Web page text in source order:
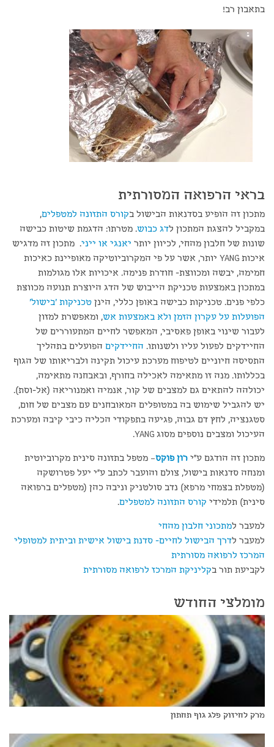
בתאבון רב!
בראי הרפואה המסורתית
מתכון זה הופיע בסדנאות הבישול בקורס התזונה למטפלים,
במקביל להצגת המתכון לדג כבוש. מטרתו: הדגמת שיטות כבישה
שונות של חלבון מהחי, לכיוון יותר יאנגי או ייני. מתכון זה מדגיש
איכות YANG יותר, אשר על פי המקרוביוטיקה מאופיינת כאיכות
חמימה, יבשה ומכווצת- חודרת פנימה. איכויות אלו מגולמות
במתכון באמצעות טכניקת הייבוש של הדג היוצרת תנועה מכווצת
כלפי פנים. טכניקות כבישה באופן כללי, הינן טכניקות 'בישול'
הפועלות על עקרון הזמן ולא באמצעות אש, ומאפשרת למזון
לעבור שינוי באופן פאסיבי, המאפשר לחיים המתעוררים של
החיידקים לפעול עליו ולשנותו. החיידקים הפועלים בתהליך
התסיסה חיוניים לטיפוח מערכת עיכול תקינה ולבריאותו של הגוף
בכללותו. מנה זו מתאימה לאכילה בחורף, ובאבחנה מתאימה,
יכולהה להתאים גם למצבים של קור, אנמיה ואמנוריאה (אל-וסת).
יש להגביל שימוש בה במטופלים המאובחנים עם מצבים של חום,
סטגנציה, לחץ דם גבוה, פגיעה בתפקודי הכליה כיבי קיבה ומערכת
העיכול ומצבים נוספים מסוג YANG.
מתכון זה הודגם ע"י רון פוקס– מטפל בתזונה סינית מקרוביוטית
ומנחה סדנאות בישול, צולם והועבר לכתב ע"י יעל פטרושקה
(מטפלת בצמחי מרפא) נדב סולטניק וניבה כהן (מטפלים ברפואה
סינית) תלמידי קורס התזונה למטפלים.
למעבר למתכוני חלבון מהחי
למעבר לדרך הבישול לחיים- סדנת בישול אישית וביתית למטופלי
המרכז לרפואה מסורתית
לקביעת תור בקליניקת המרכז לרפואה מסורתית
מומלצי החודש
מרק לחיזוק פלג גוף תחתון